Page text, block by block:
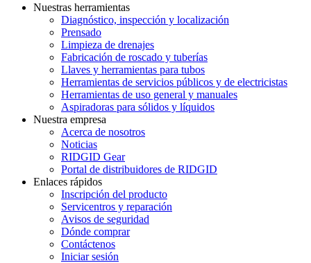
Nuestras herramientas
Diagnóstico, inspección y localización
Prensado
Limpieza de drenajes
Fabricación de roscado y tuberías
Llaves y herramientas para tubos
Herramientas de servicios públicos y de electricistas
Herramientas de uso general y manuales
Aspiradoras para sólidos y líquidos
Nuestra empresa
Acerca de nosotros
Noticias
RIDGID Gear
Portal de distribuidores de RIDGID
Enlaces rápidos
Inscripción del producto
Servicentros y reparación
Avisos de seguridad
Dónde comprar
Contáctenos
Iniciar sesión